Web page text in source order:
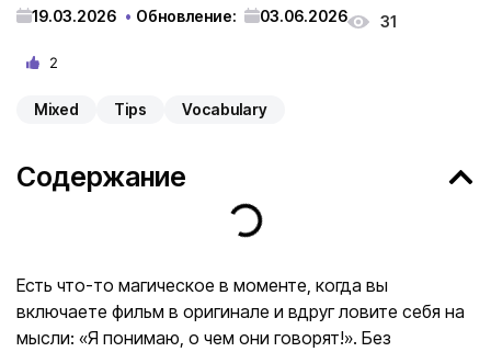
19.03.2026 Обновление: 03.06.2026 31
2
Mixed Tips Vocabulary
Содержание
Есть что-то магическое в моменте, когда вы
включаете фильм в оригинале и вдруг ловите себя на
мысли: «Я понимаю, о чем они говорят!». Без